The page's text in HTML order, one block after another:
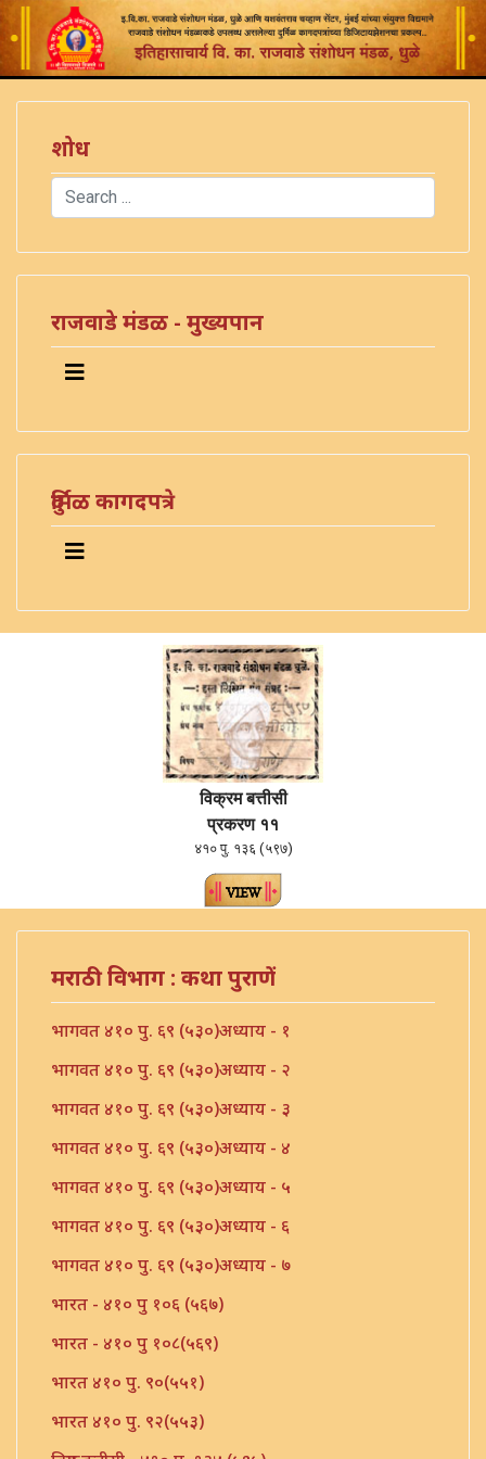
शोध
Search
राजवाडे मंडळ - मुख्यपान
दुर्मिळ कागदपत्रे
विक्रम बत्तीसी
प्रकरण ११
४१० पु. १३६ (५९७)
मराठी विभाग : कथा पुराणें
भागवत ४१० पु. ६९ (५३०)अध्याय - १
भागवत ४१० पु. ६९ (५३०)अध्याय - २
भागवत ४१० पु. ६९ (५३०)अध्याय - ३
भागवत ४१० पु. ६९ (५३०)अध्याय - ४
भागवत ४१० पु. ६९ (५३०)अध्याय - ५
भागवत ४१० पु. ६९ (५३०)अध्याय - ६
भागवत ४१० पु. ६९ (५३०)अध्याय - ७
भारत - ४१० पु १०६ (५६७)
भारत - ४१० पु १०८(५६९)
भारत ४१० पु. ९०(५५१)
भारत ४१० पु. ९२(५५३)